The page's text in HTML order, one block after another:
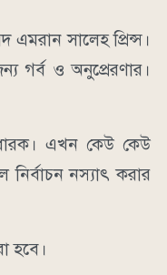
এমরান সালেহ প্রিন্স।
গর্ব ও অনুপ্রেরণার।
এখন কেউ কেউ
নস্যাৎ করার
হবে।